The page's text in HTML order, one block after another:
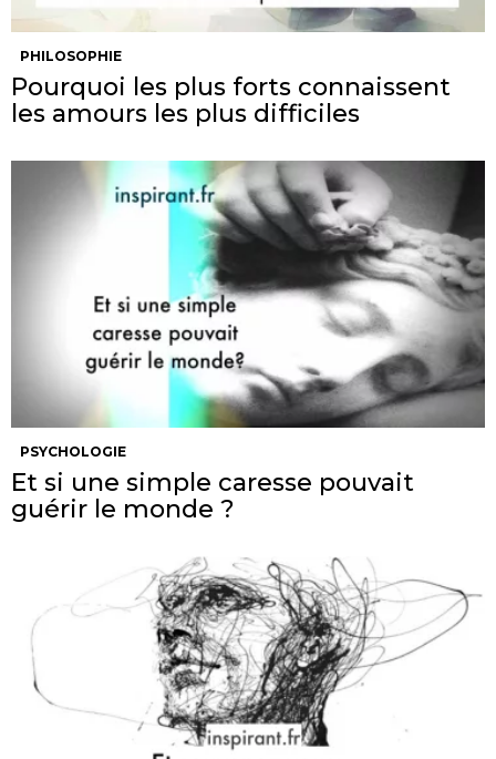
PHILOSOPHIE
Pourquoi les plus forts connaissent
les amours les plus difficiles
PSYCHOLOGIE
Et si une simple caresse pouvait
guérir le monde ?